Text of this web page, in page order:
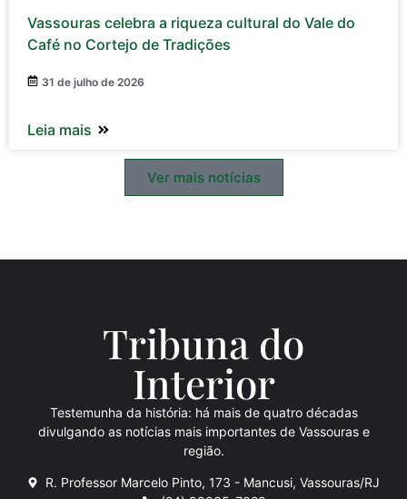
Vassouras celebra a riqueza cultural do Vale do
Café no Cortejo de Tradições
31 de julho de 2026
Leia mais
Ver mais notícias
Tribuna do
Interior
Testemunha da história: há mais de quatro décadas
divulgando as notícias mais importantes de Vassouras e
região.
R. Professor Marcelo Pinto, 173 - Mancusi, Vassouras/RJ